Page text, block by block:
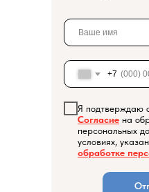
+7
Я подтверждаю
Согласие на
персональных
условиях,
обработке
О компании
Акции
Контакты